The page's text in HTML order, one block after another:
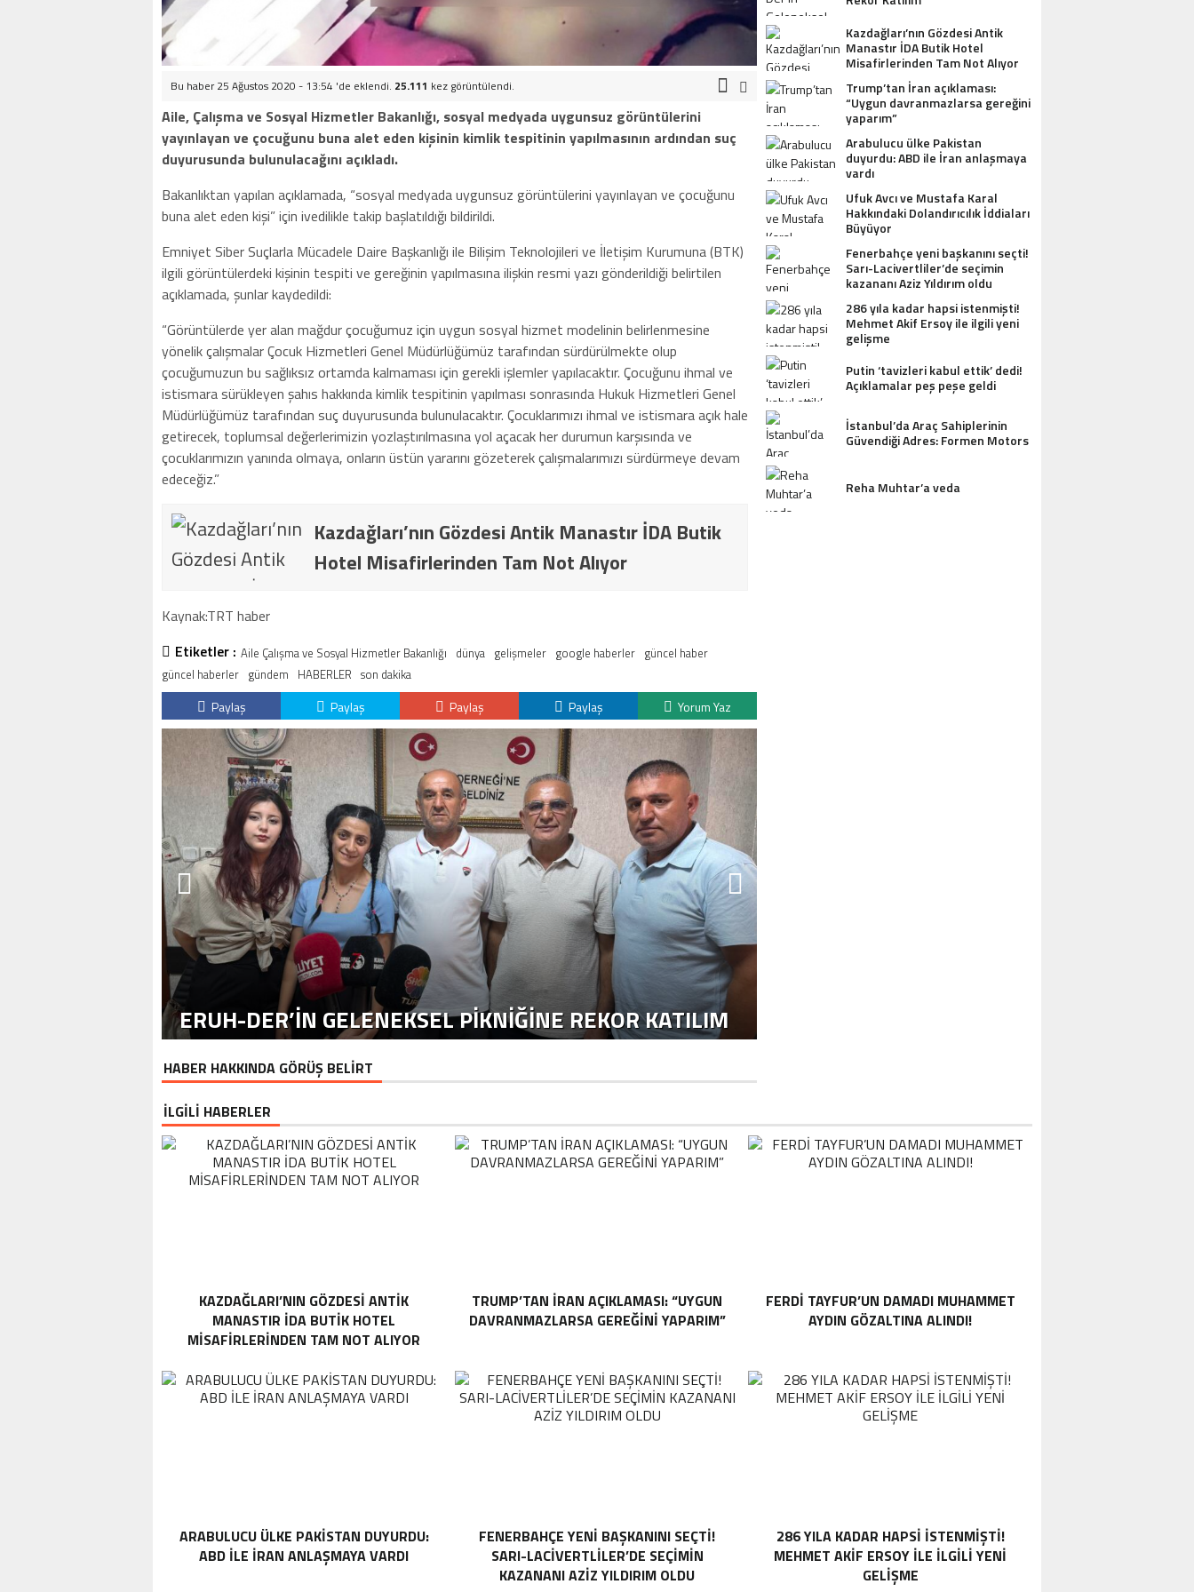
Bu haber 25 Ağustos 2020 - 13:54 'de eklendi. 25.111 kez görüntülendi.
Aile, Çalışma ve Sosyal Hizmetler Bakanlığı, sosyal medyada uygunsuz görüntülerini
yayınlayan ve çocuğunu buna alet eden kişinin kimlik tespitinin yapılmasının ardından suç
duyurusunda bulunulacağını açıkladı.
Bakanlıktan yapılan açıklamada, “sosyal medyada uygunsuz görüntülerini yayınlayan ve çocuğunu
buna alet eden kişi” için ivedilikle takip başlatıldığı bildirildi.
Emniyet Siber Suçlarla Mücadele Daire Başkanlığı ile Bilişim Teknolojileri ve İletişim Kurumuna (BTK)
ilgili görüntülerdeki kişinin tespiti ve gereğinin yapılmasına ilişkin resmi yazı gönderildiği belirtilen
açıklamada, şunlar kaydedildi:
“Görüntülerde yer alan mağdur çocuğumuz için uygun sosyal hizmet modelinin belirlenmesine
yönelik çalışmalar Çocuk Hizmetleri Genel Müdürlüğümüz tarafından sürdürülmekte olup
çocuğumuzun bu sağlıksız ortamda kalmaması için gerekli işlemler yapılacaktır. Çocuğunu ihmal ve
istismara sürükleyen şahıs hakkında kimlik tespitinin yapılması sonrasında Hukuk Hizmetleri Genel
Müdürlüğümüz tarafından suç duyurusunda bulunulacaktır. Çocuklarımızı ihmal ve istismara açık hale
getirecek, toplumsal değerlerimizin yozlaştırılmasına yol açacak her durumun karşısında ve
çocuklarımızın yanında olmaya, onların üstün yararını gözeterek çalışmalarımızı sürdürmeye devam
edeceğiz.”
Kazdağları’nın Gözdesi Antik Manastır İDA Butik
Hotel Misafirlerinden Tam Not Alıyor
Kaynak:TRT haber
Etiketler : Aile Çalışma ve Sosyal Hizmetler Bakanlığı dünya gelişmeler google haberler güncel haber
güncel haberler gündem HABERLER son dakika
Paylaş Paylaş Paylaş Paylaş Yorum Yaz
ERUH-DER’IN GELENEKSEL PIKNIĞINE REKOR KATILIM
HABER HAKKINDA GÖRÜŞ BELİRT
Kazdağları’nın Gözdesi Antik
Manastır İDA Butik Hotel
Misafirlerinden Tam Not Alıyor
Trump’tan İran açıklaması:
“Uygun davranmazlarsa gereğini
yaparım”
Arabulucu ülke Pakistan
duyurdu: ABD ile İran anlaşmaya
vardı
Ufuk Avcı ve Mustafa Karal
Hakkındaki Dolandırıcılık İddiaları
Büyüyor
Fenerbahçe yeni başkanını seçti!
Sarı-Lacivertliler’de seçimin
kazananı Aziz Yıldırım oldu
286 yıla kadar hapsi istenmişti!
Mehmet Akif Ersoy ile ilgili yeni
gelişme
Putin ‘tavizleri kabul ettik’ dedi!
Açıklamalar peş peşe geldi
İstanbul’da Araç Sahiplerinin
Güvendiği Adres: Formen Motors
Reha Muhtar’a veda
İLGİLİ HABERLER
KAZDAĞLARI’NIN GÖZDESI ANTIK
MANASTIR İDA BUTIK HOTEL
MISAFIRLERINDEN TAM NOT ALIYOR
TRUMP’TAN İRAN AÇIKLAMASI: “UYGUN
DAVRANMAZLARSA GEREĞINI YAPARIM”
FERDI TAYFUR’UN DAMADI MUHAMMET
AYDIN GÖZALTINA ALINDI!
ARABULUCU ÜLKE PAKISTAN DUYURDU:
ABD ILE İRAN ANLAŞMAYA VARDI
FENERBAHÇE YENI BAŞKANINI SEÇTI!
SARI-LACIVERTLILER’DE SEÇIMIN
KAZANANI AZIZ YILDIRIM OLDU
286 YILA KADAR HAPSI ISTENMIŞTI!
MEHMET AKIF ERSOY ILE ILGILI YENI
GELIŞME